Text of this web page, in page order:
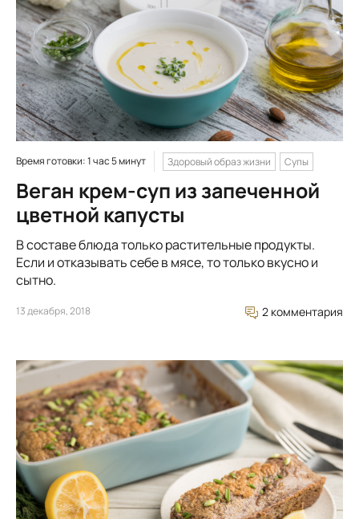
Время готовки: 1 час 5 минут Здоровый образ жизни Супы
Веган крем-суп из запеченной
цветной капусты
В составе блюда только растительные продукты.
Если и отказывать себе в мясе, то только вкусно и
сытно.
13 декабря, 2018 2 комментария